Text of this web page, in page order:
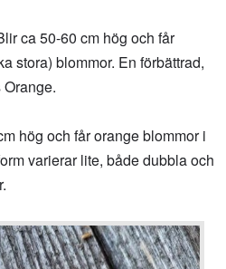
ca 50-60 cm hög och får
stora) blommor. En förbättrad,
hög och får orange blommor i
varierar lite, både dubbla och